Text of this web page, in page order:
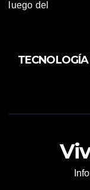
TECNOLOGÍA